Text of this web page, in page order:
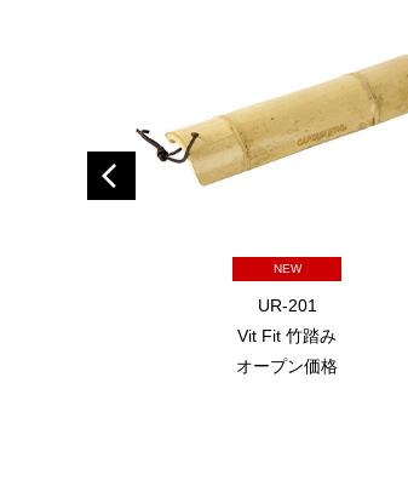
NEW
UR-201
Vit Fit 竹踏み
オープン価格